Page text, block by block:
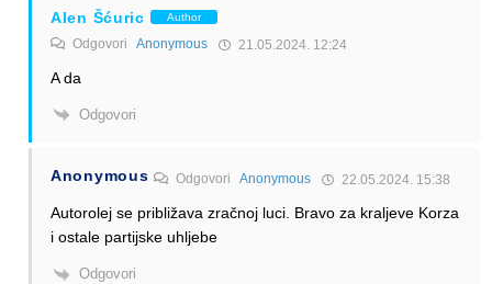
Alen Šćuric Author
Odgovori Anonymous 21.05.2024. 12:24
A da
Odgovori
Anonymous OdgovoriAnonymous 22.05.2024. 15:38
Autorolej se približava zračnoj luci. Bravo za kraljeve Korza
i ostale partijske uhljebe
Odgovori